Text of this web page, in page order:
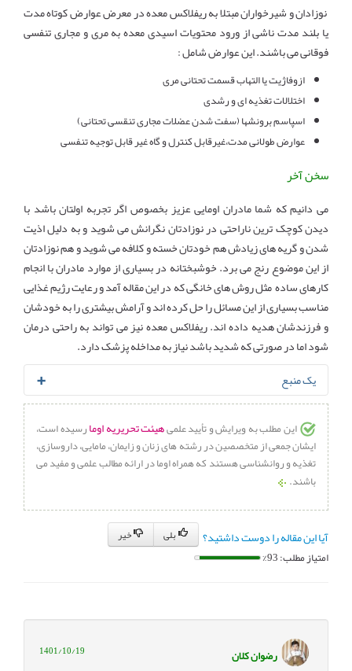
نوزادان و شیرخواران مبتلا به ریفلاکس معده در معرض عوارض کوتاه مدت
یا بلند مدت ناشی از ورود محتویات اسیدی معده به مری و مجاری تنفسی
فوقانی می باشند. این عوارض شامل :
ازوفاژیت یا التهاب قسمت تحتانی مری
اختلالات تغذیه ای و رشدی
اسپاسم برونشها (سفت شدن عضلات مجاری تنقسی تحتانی)
عوارض طولانی مدت،غیرقابل کنترل و گاه غیر قابل توجیه تنفسی
سخن آخر
می دانیم که شما مادران اومایی عزیز بخصوص اگر تجربه اولتان باشد با
دیدن کوچک ترین ناراحتی در نوزادتان نگرانش می شوید و به دلیل اذیت
شدن و گریه های زیادش هم خودتان خسته و کلافه می شوید و هم نوزادتان
از این موضوع رنج می برد. خوشبختانه در بسیاری از موارد مادران با انجام
کارهای ساده مثل روش های خانگی که در این مقاله آمد و رعایت رژیم غذایی
مناسب بسیاری از این مسائل را حل کرده اند و آرامش بیشتری را به خودشان
و فرزندشان هدیه داده اند. ریفلاکس معده نیز می تواند به راحتی درمان
شود اما در صورتی که شدید باشد نیاز به مداخله پزشک دارد.
یک منبع
Acid Reflux in Babies: Home
Remedies to Help Your Baby Get Relief. July 16, 2019
این مطلب به ویرایش و تأیید علمیهیئت تحریریه اومارسیده است،
ایشان جمعی از متخصصین در رشته های زنان و زایمان، مامایی، داروسازی،
تغذیه و روانشناسی هستند که همراه اوما در ارائه مطالب علمی و مفید می
باشند.
آیا این مقاله را دوست داشتید؟ خیر
امتیاز مطلب: 93%
رضوان کلان 1401/10/19